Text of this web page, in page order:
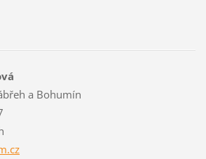
a Bohumín